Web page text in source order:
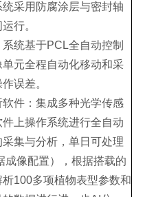
采用防腐涂层与密封轴
行‌。
统基于PCL全自动控制
元全程自动化移动和采
误差。
件：集成多种光学传感
上操作系统进行全自动
集与分析，单日可处理
成像配置），根据搭载的
100多项植物表型参数和